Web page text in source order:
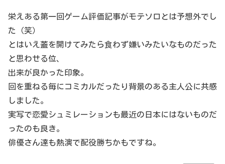
栄えある第一回ゲーム評価記事がモテソロとは予想外でし
た（笑）
とはいえ蓋を開けてみたら食わず嫌いみたいなものだった
と思わせる位、
出来が良かった印象。
回を重ねる毎にコミカルだったり背景のある主人公に共感
しました。
実写で恋愛シュミレーションも最近の日本にはないものだ
ったのも良き。
俳優さん達も熱演で配役勝ちかもですね。